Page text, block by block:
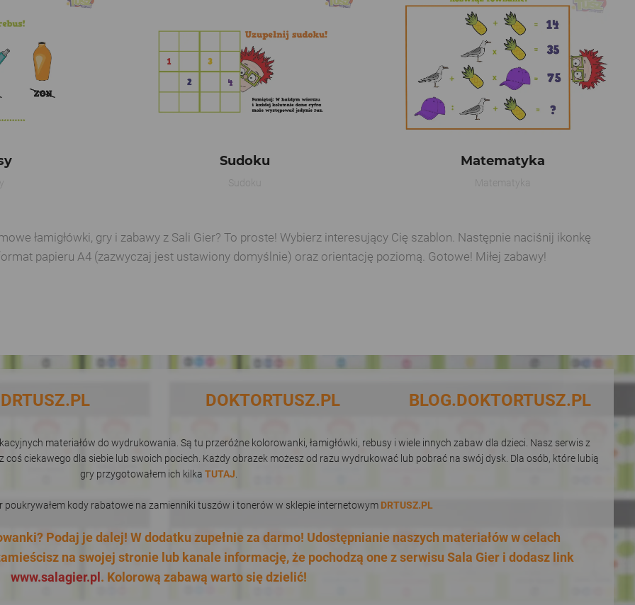
Sudoku
Sudoku
Matematyka
Matematyka
łamigłówki, gry i zabawy z Sali Gier? To proste! Wybierz interesujący Cię szablon. Następnie naciśnij ikonkę
papieru A4 (zazwyczaj jest ustawiony domyślnie) oraz orientację poziomą. Gotowe! Miłej zabawy!
DRTUSZ.PL DOKTORTUSZ.PL BLOG.DOKTORTUSZ.PL
materiałów do wydrukowania. Są tu przeróżne kolorowanki, łamigłówki, rebusy i wiele innych zabaw dla dzieci. Nasz serwis z
ciekawego dla siebie lub swoich pociech. Każdy obrazek możesz od razu wydrukować lub pobrać na swój dysk. Dla osób, które lubią
gry przygotowałem ich kilka TUTAJ
poukrywałem kody rabatowe na zamienniki tuszów i tonerów w sklepie internetowym DRTUSZ.PL
Podaj je dalej! W dodatku zupełnie za darmo! Udostępnianie naszych materiałów w celach
na swojej stronie lub kanale informację, że pochodzą one z serwisu Sala Gier i dodasz link
www.salagier.pl . Kolorową zabawą warto się dzielić!